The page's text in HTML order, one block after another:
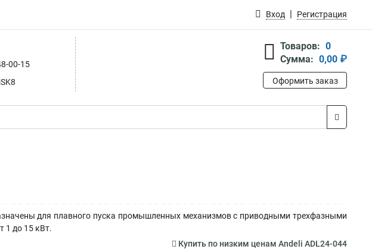
Вход Регистрация
00-15
Товаров: 0
Сумма: 0,00 ₽
Оформить заказ
для плавного пуска промышленных механизмов с приводными трехфазными
1 до 15 кВт.
Купить по низким ценам Andeli ADL24-044